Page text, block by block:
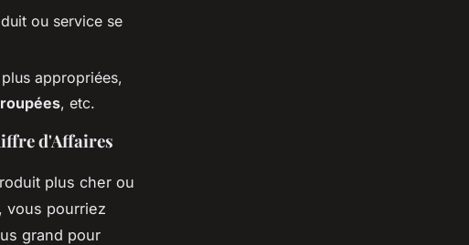
ou service se
appropriées,
, etc.
d'Affaires
plus cher ou
vous pourriez
grand pour